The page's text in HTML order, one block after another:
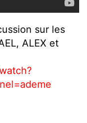
sur les
ALEX et